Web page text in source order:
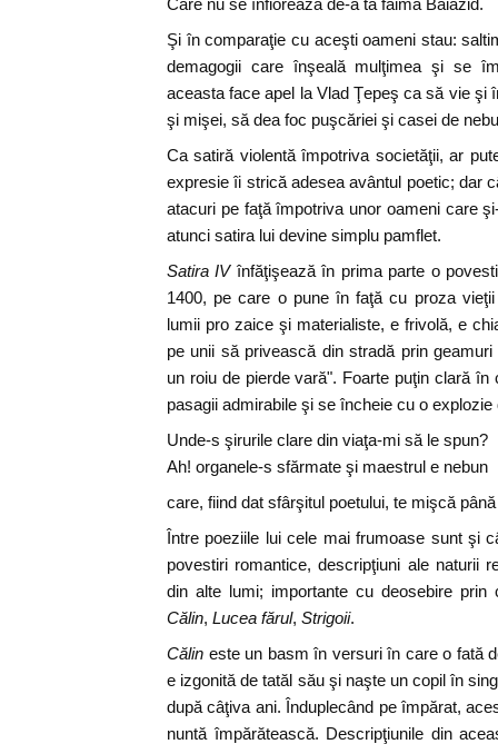
Care nu se înfiorează de-a ta faimă Baiazid.
Şi în comparaţie cu aceşti oameni stau:
demagogii care înşeală mulţimea şi se
aceasta face apel la Vlad Ţepeş ca să vie şi
şi mişei, să dea foc puşcăriei şi casei de
Ca satiră violentă împotriva societăţii, ar
expresie îi strică adesea avântul poetic; dar
atacuri pe faţă împotriva unor oameni care
atunci satira lui devine simplu pamflet.
Satira IVînfăţişează în prima parte o
1400, pe care o pune în faţă cu proza
lumii pro zaice şi materialiste, e frivolă, e
pe unii să privească din stradă prin
un roiu de pierde vară". Foarte puţin clară
pasagii admirabile şi se încheie cu o
Unde-s şirurile clare din viaţa-mi să le spun?
Ah! organele-s sfărmate şi maestrul e nebun
care, fiind dat sfârşitul poetului, te mişcă
Între poeziile lui cele mai frumoase sunt şi
povestiri romantice, descripţiuni ale naturii
din alte lumi; importante cu deosebire prin
Călin, Lucea fărul, Strigoii.
Călin este un basm în versuri în care o fată
e izgonită de tatăl său şi naşte un copil în
după câţiva ani. Înduplecând pe împărat,
nuntă împărătească. Descripţiunile din